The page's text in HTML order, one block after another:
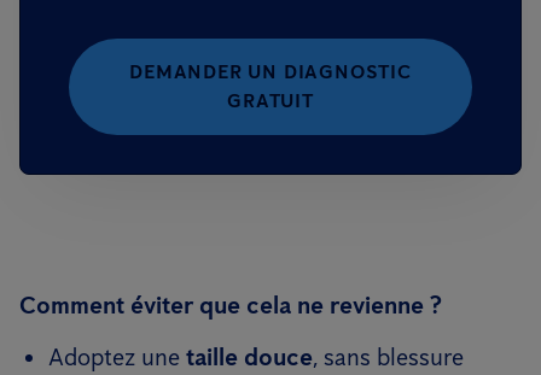
DEMANDER UN DIAGNOSTIC
GRATUIT
Comment éviter que cela ne revienne ?
Adoptez une taille douce, sans blessure